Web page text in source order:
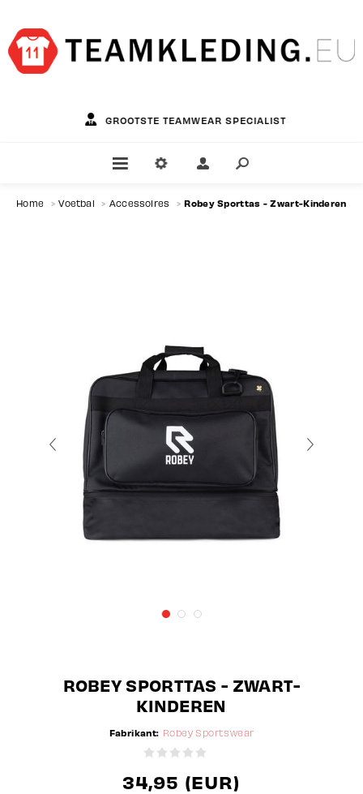
GROOTSTE TEAMWEAR SPECIALIST
Home > Voetbal > Accessoires > Robey Sporttas - Zwart-Kinderen
ROBEY SPORTTAS - ZWART-
KINDEREN
Fabrikant: Robey Sportswear
34,95 (EUR)